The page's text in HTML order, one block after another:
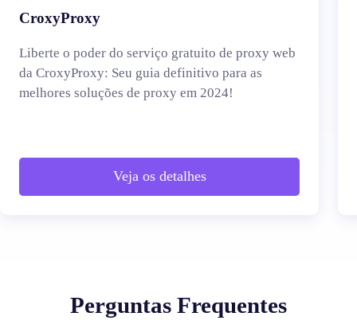
CroxyProxy
Liberte o poder do serviço gratuito de proxy web
da CroxyProxy: Seu guia definitivo para as
melhores soluções de proxy em 2024!
Veja os detalhes
Perguntas Frequentes